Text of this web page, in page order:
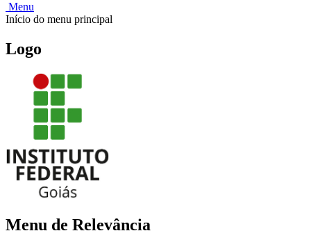
Menu
Início do menu principal
Logo
Menu de Relevância